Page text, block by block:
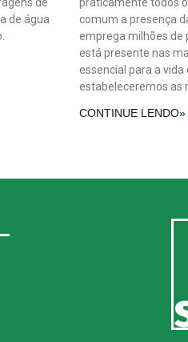
de água
comum a presença
emprega milhões de
está presente nas
essencial para a
estabeleceremos as
CONTINUE LENDO»